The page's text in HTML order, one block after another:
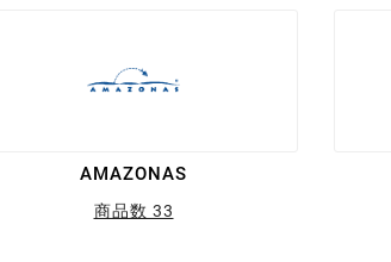
AMAZONAS
商品数 33